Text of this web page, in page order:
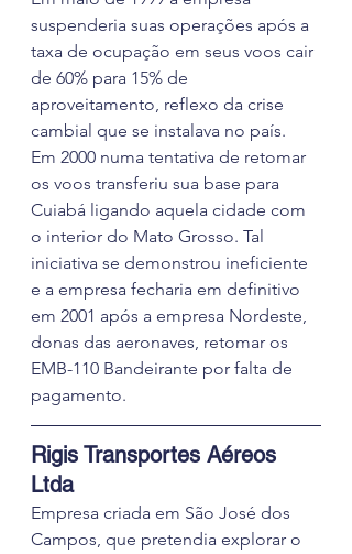
suspenderia suas operações após a
taxa de ocupação em seus voos cair
de 60% para 15% de
aproveitamento, reflexo da crise
cambial que se instalava no país.
Em 2000 numa tentativa de retomar
os voos transferiu sua base para
Cuiabá ligando aquela cidade com
o interior do Mato Grosso. Tal
iniciativa se demonstrou ineficiente
e a empresa fecharia em definitivo
em 2001 após a empresa Nordeste,
donas das aeronaves, retomar os
EMB-110 Bandeirante por falta de
pagamento.
Rigis Transportes Aéreos
Ltda
Empresa criada em São José dos
Campos, que pretendia explorar o